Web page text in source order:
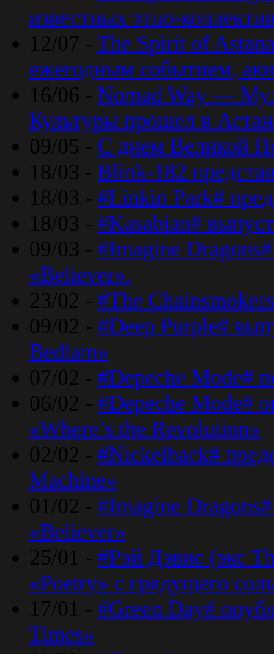
известных этно-
12/07 - The Spirit of
ежегодным событием,
16/06 - Nomad Way —
Культуры прошел в
09/05 - С днем Великой
18/03 - Blink-182
18/03 - #Linkin Park#
18/03 - #Kasabian#
09/03 - #Imagine
«Believer».
23/02 - #The
09/02 - #Deep Purple#
Bedlam»
07/02 - #Depeche Mode#
06/02 - #Depeche Mode#
«Where’s the Revolution»
02/02 - #Nickelback#
Machine»
01/02 - #Imagine
«Believer»
25/01 - #Рэй Дэвис (экс
«Poetry» с грядущего
17/01 - #Green Day#
Times»